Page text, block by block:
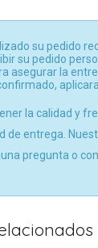
su pedido
su pedido
asegurar la
la calidad y
de entrega.
pregunta o